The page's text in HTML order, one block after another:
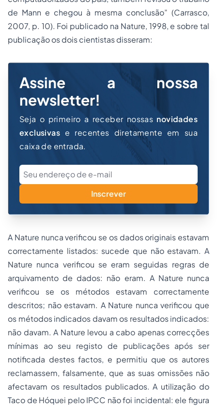
de Mann e chegou à mesma conclusão” (Carrasco,
2007, p. 10). Foi publicado na Nature, 1998, e sobre tal
publicação os dois cientistas disseram:
Assine a nossa
newsletter!
Seja o primeiro a receber nossas novidades
exclusivas e recentes diretamente em sua
caixa de entrada.
Inscrever
A Nature nunca verificou se os dados originais estavam
correctamente listados: sucede que não estavam. A
Nature nunca verificou se eram seguidas regras de
arquivamento de dados: não eram. A Nature nunca
verificou se os métodos estavam correctamente
descritos; não estavam. A Nature nunca verificou que
os métodos indicados davam os resultados indicados:
não davam. A Nature levou a cabo apenas correcções
mínimas ao seu registo de publicações após ser
notificada destes factos, e permitiu que os autores
reclamassem, falsamente, que as suas omissões não
afectavam os resultados publicados. A utilização do
Taco de Hóquei pelo IPCC não foi incidental: ele figura